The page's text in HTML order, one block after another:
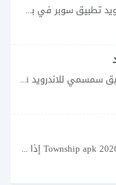
تطبيق سوبر في بي ان للاندرويد تطبيق سوبر في بي ان من تطبيقات الشبكات...
ما هو تطبيق سمسمي ؟ تطبيق سمسمي للاندرويد SimSimi هو برنامج دردشة افتراضية يسمح...
اشهر ألعاب الزراعة والتطوير Township apk 2026 إذا كنت تحب ألعاب الزراعة وبناء المدن،...